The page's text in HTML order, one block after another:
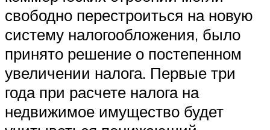
свободно перестроиться на новую
систему налогообложения, было
принято решение о постепенном
увеличении налога. Первые три
года при расчете налога на
недвижимое имущество будет